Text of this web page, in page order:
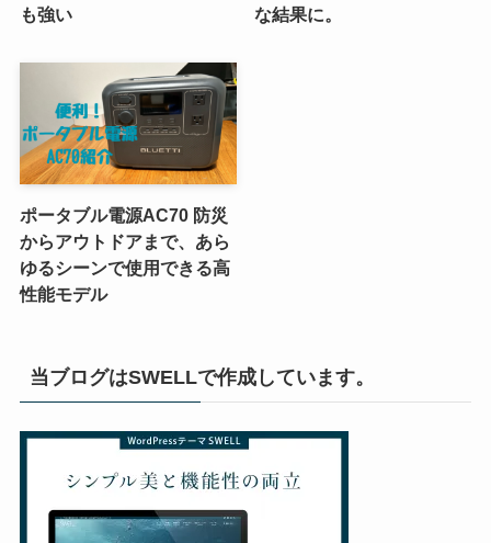
も強い
な結果に。
ポータブル電源AC70 防災
からアウトドアまで、あら
ゆるシーンで使用できる高
性能モデル
当ブログはSWELLで作成しています。